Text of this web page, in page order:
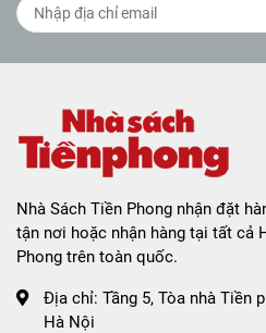
Nhà Sách Tiền Phong nhận đặt
tận nơi hoặc nhận hàng tại tất cả
Phong trên toàn quốc.
Địa chỉ: Tầng 5, Tòa nhà Tiền
Hà Nội